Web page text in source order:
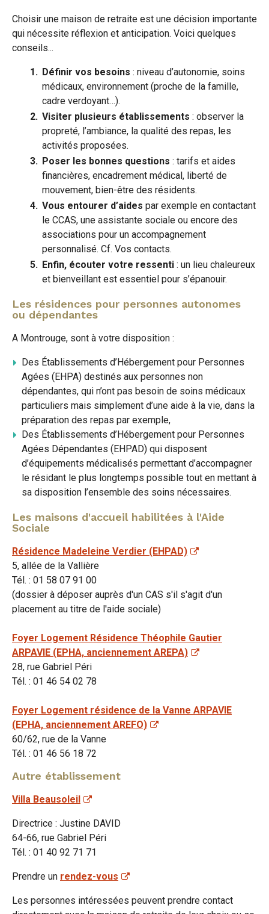
Choisir une maison de retraite est une décision importante
qui nécessite réflexion et anticipation. Voici quelques
conseils...
Définir vos besoins : niveau d’autonomie, soins
médicaux, environnement (proche de la famille,
cadre verdoyant…).
Visiter plusieurs établissements : observer la
propreté, l’ambiance, la qualité des repas, les
activités proposées.
Poser les bonnes questions : tarifs et aides
financières, encadrement médical, liberté de
mouvement, bien-être des résidents.
Vous entourer d’aides par exemple en contactant
le CCAS, une assistante sociale ou encore des
associations pour un accompagnement
personnalisé. Cf. Vos contacts.
Enfin, écouter votre ressenti : un lieu chaleureux
et bienveillant est essentiel pour s’épanouir.
Les résidences pour personnes autonomes
ou dépendantes
A Montrouge, sont à votre disposition :
Des Établissements d’Hébergement pour Personnes
Agées (EHPA) destinés aux personnes non
dépendantes, qui n’ont pas besoin de soins médicaux
particuliers mais simplement d’une aide à la vie, dans la
préparation des repas par exemple,
Des Établissements d’Hébergement pour Personnes
Agées Dépendantes (EHPAD) qui disposent
d’équipements médicalisés permettant d’accompagner
le résidant le plus longtemps possible tout en mettant à
sa disposition l’ensemble des soins nécessaires.
Les maisons d'accueil habilitées à l'Aide
Sociale
Résidence Madeleine Verdier (EHPAD)
5, allée de la Vallière
Tél. : 01 58 07 91 00
(dossier à déposer auprès d'un CAS s'il s'agit d'un
placement au titre de l'aide sociale)
Foyer Logement Résidence Théophile Gautier
ARPAVIE (EPHA, anciennement AREPA)
28, rue Gabriel Péri
Tél. : 01 46 54 02 78
Foyer Logement résidence de la Vanne ARPAVIE
(EPHA, anciennement AREFO)
60/62, rue de la Vanne
Tél. : 01 46 56 18 72
Autre établissement
Villa Beausoleil
Directrice : Justine DAVID
64-66, rue Gabriel Péri
Tél. : 01 40 92 71 71
Prendre un rendez-vous
Les personnes intéressées peuvent prendre contact